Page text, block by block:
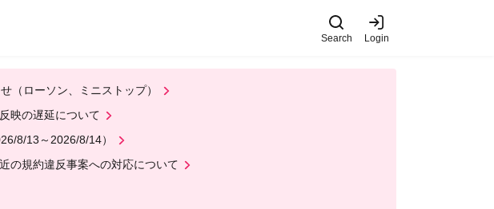
Search Login
（ローソン、ミニストップ）
映の遅延について
8/13～2026/8/14）
の規約違反事案への対応について